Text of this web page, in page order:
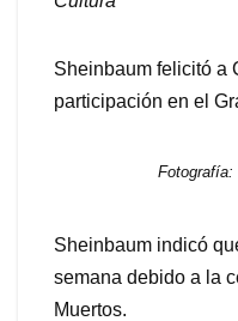
Sheinbaum felicitó a
participación en el
Fotografía:
Sheinbaum indicó
semana debido a la
Muertos.